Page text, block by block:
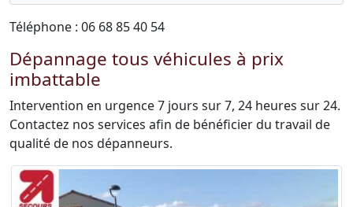
Téléphone : 06 68 85 40 54
Dépannage tous véhicules à prix
imbattable
Intervention en urgence 7 jours sur 7, 24 heures sur 24.
Contactez nos services afin de bénéficier du travail de
qualité de nos dépanneurs.